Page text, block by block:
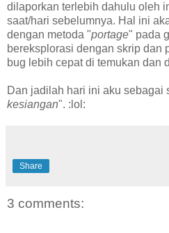
dilaporkan terlebih dahulu oleh
saat/hari sebelumnya. Hal ini
dengan metoda "portage" pada
bereksplorasi dengan skrip dan
bug lebih cepat di temukan dan
Dan jadilah hari ini aku sebagai
kesiangan". :lol:
Share
3 comments: